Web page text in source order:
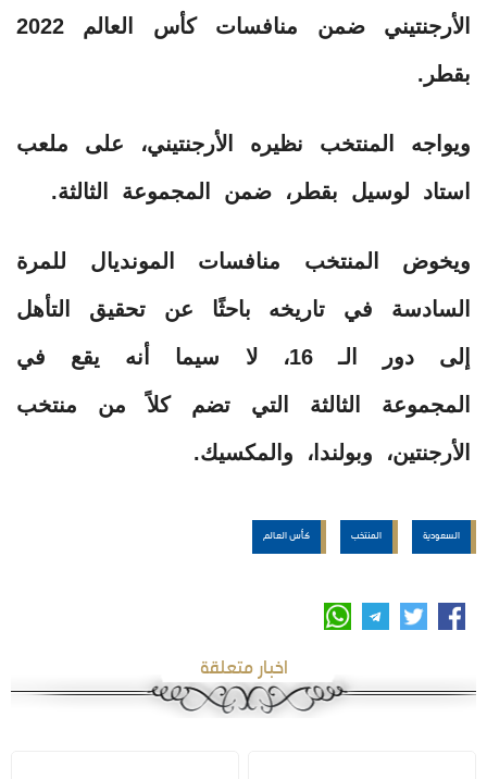
الأرجنتيني ضمن منافسات كأس العالم 2022
بقطر.
ويواجه المنتخب نظيره الأرجنتيني، على ملعب
استاد لوسيل بقطر، ضمن المجموعة الثالثة.
ويخوض المنتخب منافسات المونديال للمرة
السادسة في تاريخه باحثًا عن تحقيق التأهل
إلى دور الـ 16، لا سيما أنه يقع في
المجموعة الثالثة التي تضم كلاً من منتخب
الأرجنتين، وبولندا، والمكسيك.
السعودية المنتخب كأس العالم
اخبار متعلقة